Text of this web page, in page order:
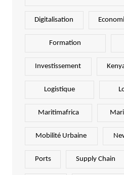
Digitalisation
Formation
Investissement
Logistique
Maritimafrica
Mobilité Urbaine
Ports Supply Chain